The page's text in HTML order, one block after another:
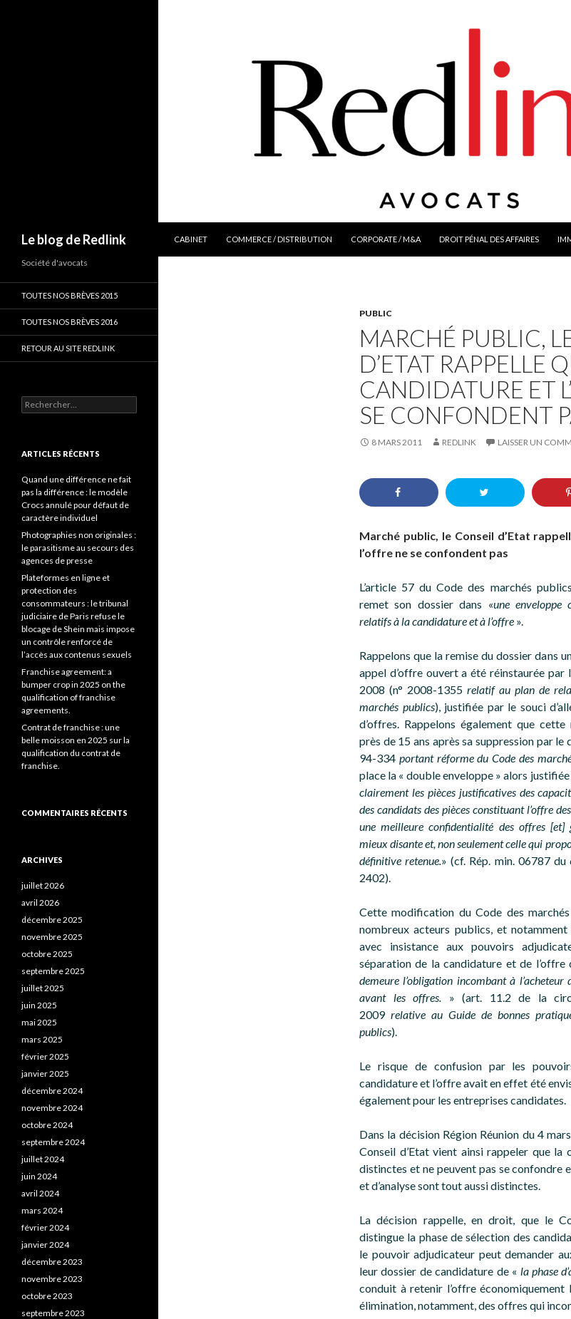
Le blog de Redlink
CABINET
COMMERCE / DISTRIBUTION CORPORATE / M&A DROIT PÉNAL DES AFFAIRES
PUBLIC
MARCHÉ PUBLIC,
D’ETAT RAPPELLE
CANDIDATURE ET
SE CONFONDENT
8 MARS 2011 REDLINK LAISSER UN
Marché public, le Conseil d’Etat
l’offre ne se confondent pas
L’article 57 du Code des marchés
remet son dossier dans «une enveloppe
relatifs à la candidature et à l’offre ».
Rappelons que la remise du dossier dans
appel d’offre ouvert a été réinstaurée
2008 (n° 2008-1355 relatif au plan de
marchés publics), justifiée par le souci
d’offres. Rappelons également que
près de 15 ans après sa suppression par le
94-334 portant réforme du Code des
place la « double enveloppe » alors
clairement les pièces justificatives des
des candidats des pièces constituant l’offre
une meilleure confidentialité des offres [et]
mieux disante et, non seulement celle qui
définitive retenue.» (cf. Rép. min. 06787
2402).
Cette modification du Code des
nombreux acteurs publics, et
avec insistance aux pouvoirs
séparation de la candidature et de l’offre
demeure l’obligation incombant à l’acheteur
avant les offres. » (art. 11.2 de la
2009 relative au Guide de bonnes
publics).
Le risque de confusion par les
candidature et l’offre avait en effet été
également pour les entreprises candidates.
Dans la décision Région Réunion du 4
Conseil d’Etat vient ainsi rappeler que la
distinctes et ne peuvent pas se confondre
et d’analyse sont tout aussi distinctes.
La décision rappelle, en droit, que le
distingue la phase de sélection des
le pouvoir adjudicateur peut demander
leur dossier de candidature de « la phase
conduit à retenir l’offre économiquement
élimination, notamment, des offres qui
Société d'avocats
TOUTES NOS BRÈVES 2015
TOUTES NOS BRÈVES 2016
RETOUR AU SITE REDLINK
Rechercher :
ARTICLES RÉCENTS
Quand une différence ne fait
pas la différence : le modèle
Crocs annulé pour défaut de
caractère individuel
Photographies non originales :
le parasitisme au secours des
agences de presse
Plateformes en ligne et
protection des
consommateurs : le tribunal
judiciaire de Paris refuse le
blocage de Shein mais impose
un contrôle renforcé de
l’accès aux contenus sexuels
Franchise agreement: a
bumper crop in 2025 on the
qualification of franchise
agreements.
Contrat de franchise : une
belle moisson en 2025 sur la
qualification du contrat de
franchise.
COMMENTAIRES RÉCENTS
ARCHIVES
juillet 2026
avril 2026
décembre 2025
novembre 2025
octobre 2025
septembre 2025
juillet 2025
juin 2025
mai 2025
mars 2025
février 2025
janvier 2025
décembre 2024
novembre 2024
octobre 2024
septembre 2024
juillet 2024
juin 2024
avril 2024
mars 2024
février 2024
janvier 2024
décembre 2023
novembre 2023
octobre 2023
septembre 2023